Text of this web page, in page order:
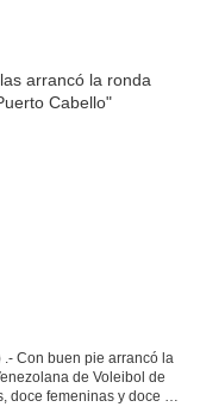
Con buen pie arrancó la
de Voleibol de
doce femeninas y doce de